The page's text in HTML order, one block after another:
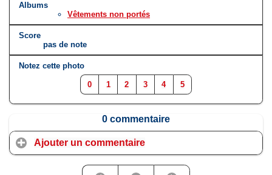
Albums
Vêtements non portés
Score
pas de note
Notez cette photo
0 1 2 3 4 5
0 commentaire
Ajouter un commentaire